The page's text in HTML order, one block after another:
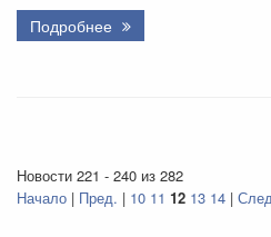
Подробнее
Новости 221 - 240 из 282
Начало | Пред. | 10 11 12 13 14 |